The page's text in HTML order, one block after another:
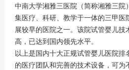
中南大学湘雅三医院（简称湘雅三院
集医疗、科研、教学于一体的三甲医
展较早的医院之一。该院试管婴儿技
高，已达到国内领先水平。
以上是国内十大正规试管婴儿医院排
的医疗团队和完善的技术设备，可为